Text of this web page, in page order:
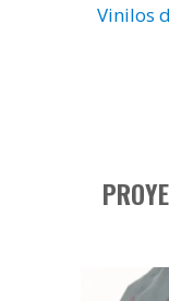
Vinilos